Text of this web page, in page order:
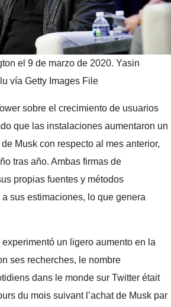
el 9 de marzo de 2020. Yasin
vía Getty Images File
sobre el crecimiento de usuarios
que las instalaciones aumentaron un
Musk con respecto al mes anterior,
tras año. Ambas firmas de
propias fuentes y métodos
sus estimaciones, lo que genera
un ligero aumento en la
ses recherches, le nombre
dans le monde sur Twitter était
du mois suivant l’achat de Musk par